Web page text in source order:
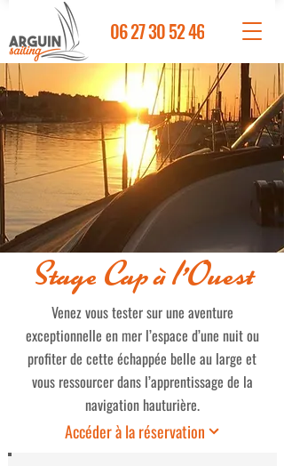
06 27 30 52 46
Stage Cap à l'Ouest
Venez vous tester sur une aventure
exceptionnelle en mer l’espace d’une nuit ou
profiter de cette échappée belle au large et
vous ressourcer dans l’apprentissage de la
navigation hauturière.
Accéder à la réservation